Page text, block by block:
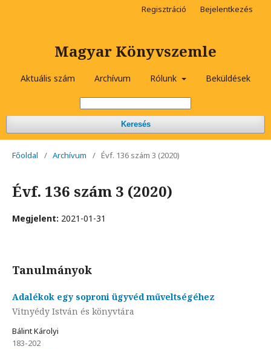
Magyar Könyvszemle
Aktuális szám Archívum Rólunk Beküldések
Keresés
Regisztráció Bejelentkezés
Főoldal / Archívum / Évf. 136 szám 3 (2020)
Évf. 136 szám 3 (2020)
Megjelent: 2021-01-31
Tanulmányok
Adalékok egy soproni ügyvéd műveltségéhez
Vitnyédy István és könyvtára
Bálint Károlyi
183-202